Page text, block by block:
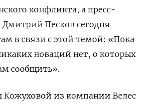
конфликта, а пресс-
Дмитрий Песков сегодня
в связи с этой темой: «Пока
новаций нет, о которых
сообщить».
из компании Велес